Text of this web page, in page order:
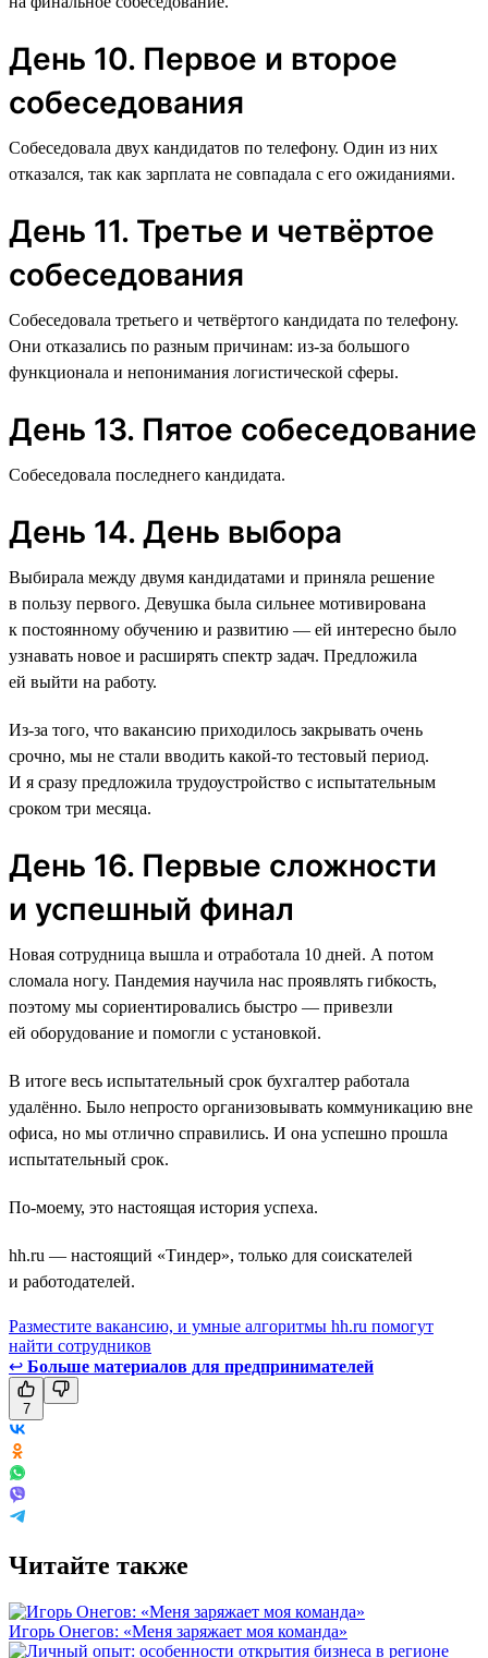
День 10. Первое и второе
собеседования
Собеседовала двух кандидатов по телефону. Один из них
отказался, так как зарплата не совпадала с его ожиданиями.
День 11. Третье и четвёртое
собеседования
Собеседовала третьего и четвёртого кандидата по телефону.
Они отказались по разным причинам: из-за большого
функционала и непонимания логистической сферы.
День 13. Пятое собеседование
Собеседовала последнего кандидата.
День 14. День выбора
Выбирала между двумя кандидатами и приняла решение
в пользу первого. Девушка была сильнее мотивирована
к постоянному обучению и развитию — ей интересно было
узнавать новое и расширять спектр задач. Предложила
ей выйти на работу.
Из-за того, что вакансию приходилось закрывать очень
срочно, мы не стали вводить какой-то тестовый период.
И я сразу предложила трудоустройство с испытательным
сроком три месяца.
День 16. Первые сложности
и успешный финал
Новая сотрудница вышла и отработала 10 дней. А потом
сломала ногу. Пандемия научила нас проявлять гибкость,
поэтому мы сориентировались быстро — привезли
ей оборудование и помогли с установкой.
В итоге весь испытательный срок бухгалтер работала
удалённо. Было непросто организовывать коммуникацию вне
офиса, но мы отлично справились. И она успешно прошла
испытательный срок.
По-моему, это настоящая история успеха.
hh.ru — настоящий «Тиндер», только для соискателей
и работодателей.
Разместите вакансию, и умные алгоритмы hh.ru помогут
найти сотрудников
↩ Больше материалов для предпринимателей
7
Читайте также
Игорь Онегов: «Меня заряжает моя команда»